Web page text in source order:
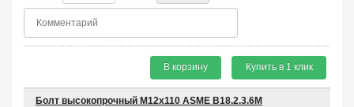
В корзину Купить в 1 клик
Болт высокопрочный М12х110 ASME B18.2.3.6M